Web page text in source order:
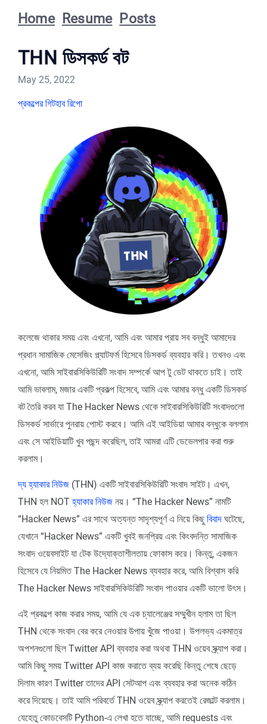
Home Resume Posts
THN ডিসকর্ড বট
May 25, 2022
প্রকল্পের গিটহাব রিপো
কলেজে থাকার সময় এবং এখনো, আমি এবং আমার প্রায় সব বন্ধুই আমাদের
প্রধান সামাজিক মেসেজিং প্ল্যাটফর্ম হিসেবে ডিসকর্ড ব্যবহার করি। তখনও এবং
এখনো, আমি সাইবারসিকিউরিটি সংবাদ সম্পর্কে আপ টু ডেট থাকতে চাই। তাই
আমি ভাবলাম, মজার একটি প্রকল্প হিসেবে, আমি এবং আমার বন্ধু একটি ডিসকর্ড
বট তৈরি করব যা The Hacker News থেকে সাইবারসিকিউরিটি সংবাদগুলো
ডিসকর্ড সার্ভারে পুনরায় পোস্ট করবে। আমি এই আইডিয়া আমার বন্ধুকে বললাম
এবং সে আইডিয়াটি খুব পছন্দ করেছিল, তাই আমরা এটি ডেভেলপার করা শুরু
করলাম।
দ্য হ্যাকার নিউজ (THN) একটি সাইবারসিকিউরিটি সংবাদ সাইট। এখন,
THN হল NOTহ্যাকার নিউজ নয়। “The Hacker News” নামটি
“Hacker News” এর সাথে অত্যন্ত সাদৃশ্যপূর্ণ এ নিয়ে কিছু বিবাদ ঘটেছে,
যেখানে “Hacker News” একটি খুবই জনপ্রিয় এবং কিংবদন্তি সামাজিক
সংবাদ ওয়েবসাইট যা টেক উদ্যোক্তাশীলতায় ফোকাস করে। কিন্তু, একজন
হিসেবে যে নিয়মিত The Hacker News ব্যবহার করে, আমি বিশ্বাস করি
The Hacker News সাইবারসিকিউরিটি সংবাদ পাওয়ার একটি ভালো উৎস।
এই প্রকল্পে কাজ করার সময়, আমি যে এক চ্যালেঞ্জের সম্মুখীন হলাম তা ছিল
THN থেকে সংবাদ বের করে নেওয়ার উপায় খুঁজে পাওয়া। উপলভ্য একমাত্র
অপশনগুলো ছিল Twitter API ব্যবহার করা অথবা THN ওয়েব স্ক্র্যাপ করা।
আমি কিছু সময় Twitter API কাজ করাতে ব্যয় করেছি কিন্তু শেষে ছেড়ে
দিলাম কারণ Twitter তাদের API সেটআপ এবং ব্যবহার করা অনেক কঠিন
করে দিয়েছে। তাই আমি পরিবর্তে THN ওয়েব স্ক্র্যাপ করতেই রেজাল্ট করলাম।
যেহেতু কোডবেসটি Python-এ লেখা হতে যাচ্ছে, আমি requests এবং